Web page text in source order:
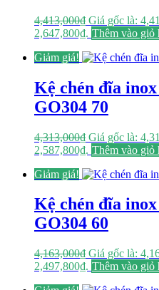
4,413,000₫ Giá gốc là:
2,647,800₫. Thêm vào giỏ
Giảm giá!
Kệ chén đĩa
GO304 70
4,313,000₫ Giá gốc là:
2,587,800₫. Thêm vào giỏ
Giảm giá!
Kệ chén đĩa
GO304 60
4,163,000₫ Giá gốc là:
2,497,800₫. Thêm vào giỏ